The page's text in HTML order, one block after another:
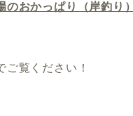
のおかっぱり（岸釣り
ご覧ください！